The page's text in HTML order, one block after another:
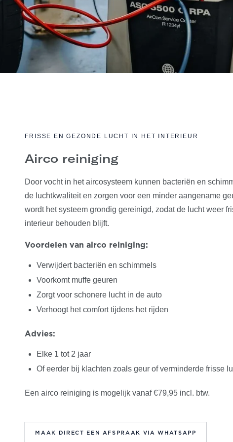
FRISSE EN GEZONDE LUCHT IN HET INTERIEUR
Airco reiniging
Door vocht in het aircosysteem kunnen bacteriën en
de luchtkwaliteit en zorgen voor een minder aangename
wordt het systeem grondig gereinigd, zodat de lucht weer
interieur behouden blijft.
Voordelen van airco reiniging:
Verwijdert bacteriën en schimmels
Voorkomt muffe geuren
Zorgt voor schonere lucht in de auto
Verhoogt het comfort tijdens het rijden
Advies:
Elke 1 tot 2 jaar
Of eerder bij klachten zoals geur of verminderde frisse
Een airco reiniging is mogelijk vanaf €79,95 incl. btw.
MAAK DIRECT EEN AFSPRAAK VIA WHATSAPP